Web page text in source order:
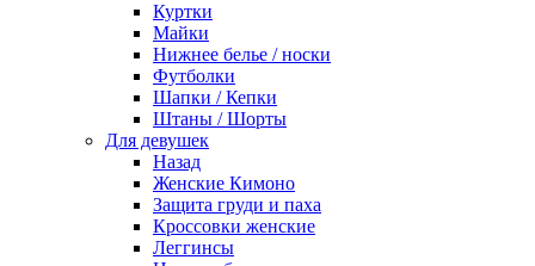
Куртки
Майки
Нижнее белье / носки
Футболки
Шапки / Кепки
Штаны / Шорты
Для девушек
Назад
Женские Кимоно
Защита груди и паха
Кроссовки женские
Леггинсы